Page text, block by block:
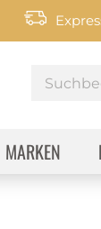
MARKEN